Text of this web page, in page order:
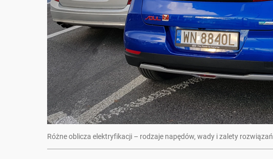
Różne oblicza elektryfikacji – rodzaje napędów, wady i zalety rozwiązań